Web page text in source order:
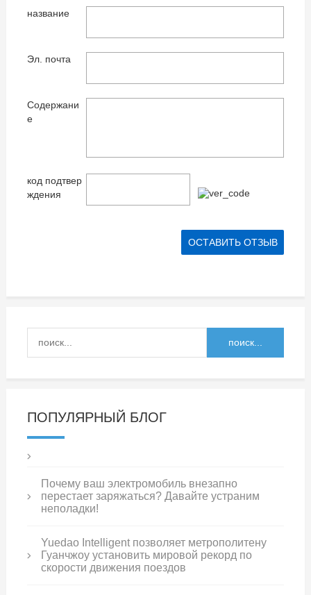
название
Эл. почта
Содержани
е
код подтвер
ждения
ПОПУЛЯРНЫЙ БЛОГ
Почему ваш электромобиль внезапно
перестает заряжаться? Давайте устраним
неполадки!
Yuedao Intelligent позволяет метрополитену
Гуанчжоу установить мировой рекорд по
скорости движения поездов